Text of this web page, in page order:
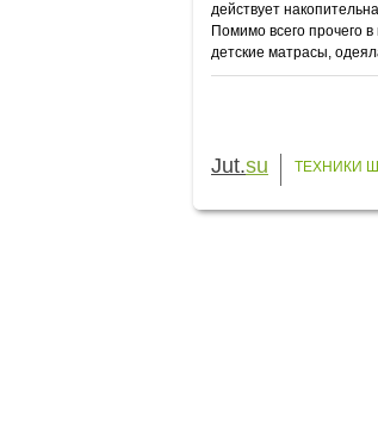
действует
Помимо всего прочего
детские матрасы,
Jut.su ТЕХНИКИ